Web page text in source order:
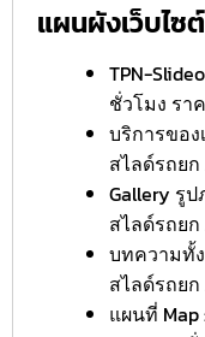
แผนผังเว็บไซต์
TPN-
ชั่วโมง รา
บริการของ
สไลด์รถย
Gallery รูป
สไลด์รถย
บทความทั้ง
สไลด์รถย
แผนที่ Map